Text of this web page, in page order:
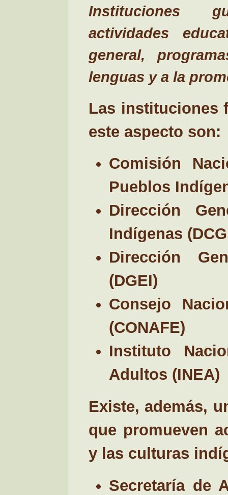
Instituciones
actividades
general,
lenguas y a la
Las instituciones
este aspecto son:
Comisión
Pueblos
Dirección
Indígenas
Dirección
(DGEI)
Consejo
(CONAFE)
Instituto
Adultos (INEA)
Existe, además,
que promueven
y las culturas
Secretaría de